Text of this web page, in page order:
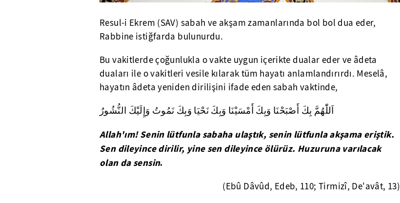
Resul-i Ekrem (SAV) sabah ve akşam zamanlarında bol bol dua eder,
Rabbine istiğfarda bulunurdu.
Bu vakitlerde çoğunlukla o vakte uygun içerikte dualar eder ve âdeta
duaları ile o vakitleri vesile kılarak tüm hayatı anlamlandırırdı. Meselâ,
hayatın âdeta yeniden dirilişini ifade eden sabah vaktinde,
اَللّٰهُمَّ بِكَ أَصْبَحْنَا وَبِكَ أَمْسَيْنَا وَبِكَ نَحْيَا وَبِكَ نَمُوتُ وَإِلَيْكَ النُّشُورُ
Allah'ım! Senin lütfunla sabaha ulaştık, senin lütfunla akşama eriştik.
Sen dileyince dirilir, yine sen dileyince ölürüz. Huzuruna varılacak
olan da sensin.
(Ebû Dâvûd, Edeb, 110; Tirmizî, De'avât, 13)